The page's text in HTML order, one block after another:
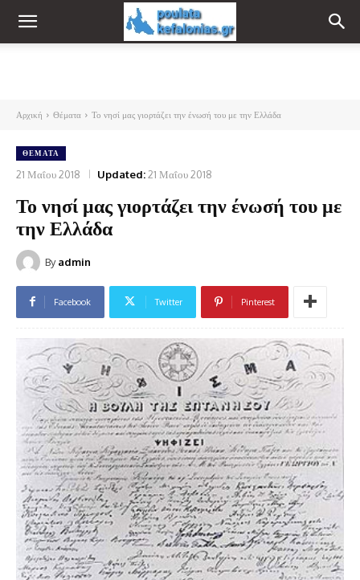
Αρχική Θέματα Το νησί μας γιορτάζει την ένωσή του με την Ελλάδα
ΘΈΜΑΤΑ
21 Μαΐου 2018 Updated:21 Μαΐου 2018
Το νησί μας γιορτάζει την ένωσή του με
την Ελλάδα
By admin
Facebook Twitter Pinterest